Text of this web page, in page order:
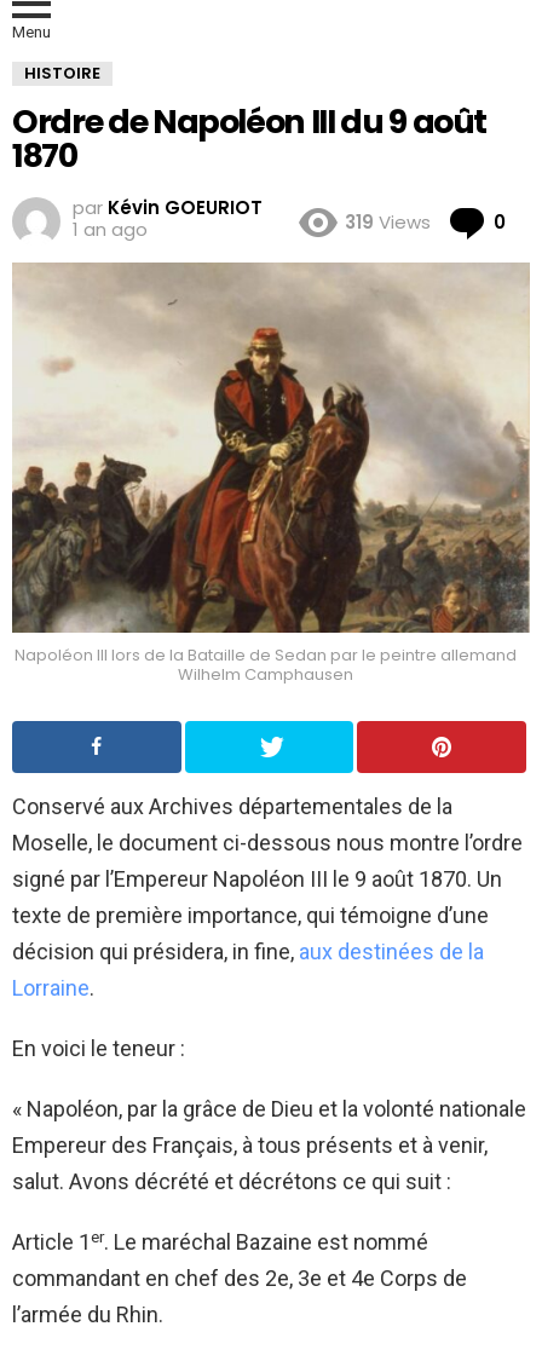
Menu
HISTOIRE
Ordre de Napoléon III du 9 août
1870
par Kévin GOEURIOT
1 an ago
319 Views 0
Napoléon III lors de la Bataille de Sedan par le peintre allemand
Wilhelm Camphausen
Conservé aux Archives départementales de la
Moselle, le document ci-dessous nous montre l’ordre
signé par l’Empereur Napoléon III le 9 août 1870. Un
texte de première importance, qui témoigne d’une
décision qui présidera, in fine, aux destinées de la
Lorraine.
En voici le teneur :
« Napoléon, par la grâce de Dieu et la volonté nationale
Empereur des Français, à tous présents et à venir,
salut. Avons décrété et décrétons ce qui suit :
Article 1er. Le maréchal Bazaine est nommé
commandant en chef des 2e, 3e et 4e Corps de
l’armée du Rhin.